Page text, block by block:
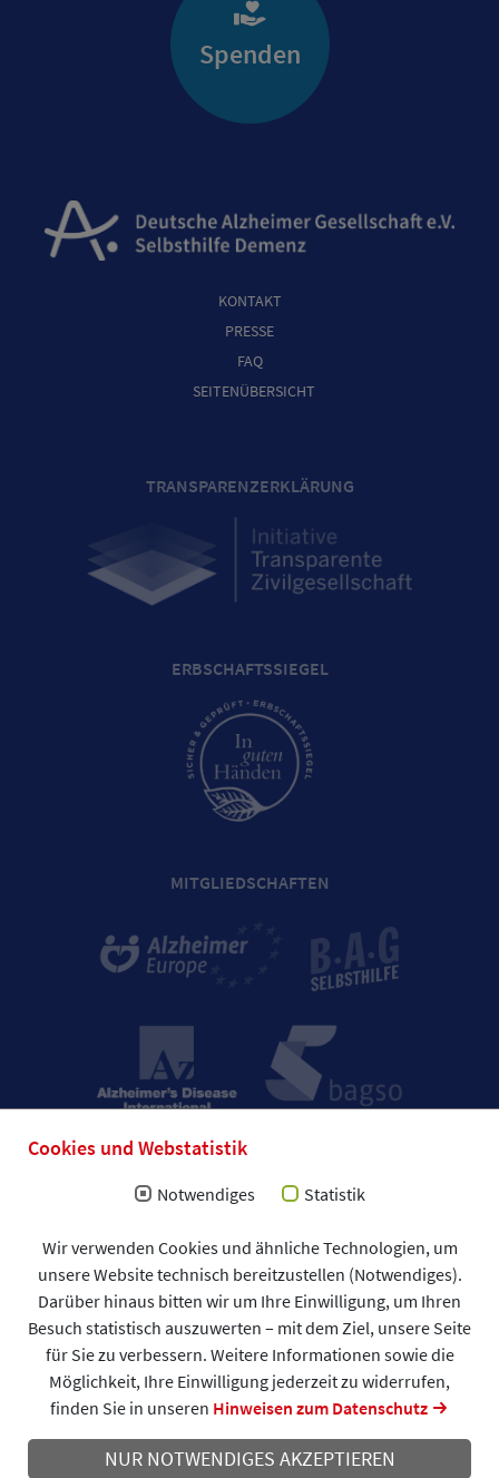
Cookies und Webstatistik
Notwendiges Statistik
Wir verwenden Cookies und ähnliche Technologien, um
unsere Website technisch bereitzustellen (Notwendiges).
Darüber hinaus bitten wir um Ihre Einwilligung, um Ihren
Besuch statistisch auszuwerten – mit dem Ziel, unsere Seite
für Sie zu verbessern. Weitere Informationen sowie die
Möglichkeit, Ihre Einwilligung jederzeit zu widerrufen,
finden Sie in unseren Hinweisen zum Datenschutz
NUR NOTWENDIGES AKZEPTIEREN
Spenden
KONTAKT
PRESSE
FAQ
SEITENÜBERSICHT
TRANSPARENZERKLÄRUNG
ERBSCHAFTSSIEGEL
MITGLIEDSCHAFTEN
Impressum
Allgemeine Geschäftsbedingungen (AGB)
Datenschutzerklärung
Spendenformular
DAlzG © 2026